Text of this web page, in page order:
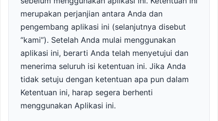
merupakan perjanjian antara Anda dan
pengembang aplikasi ini (selanjutnya disebut
“kami”). Setelah Anda mulai menggunakan
aplikasi ini, berarti Anda telah menyetujui dan
menerima seluruh isi ketentuan ini. Jika Anda
tidak setuju dengan ketentuan apa pun dalam
Ketentuan ini, harap segera berhenti
menggunakan Aplikasi ini.